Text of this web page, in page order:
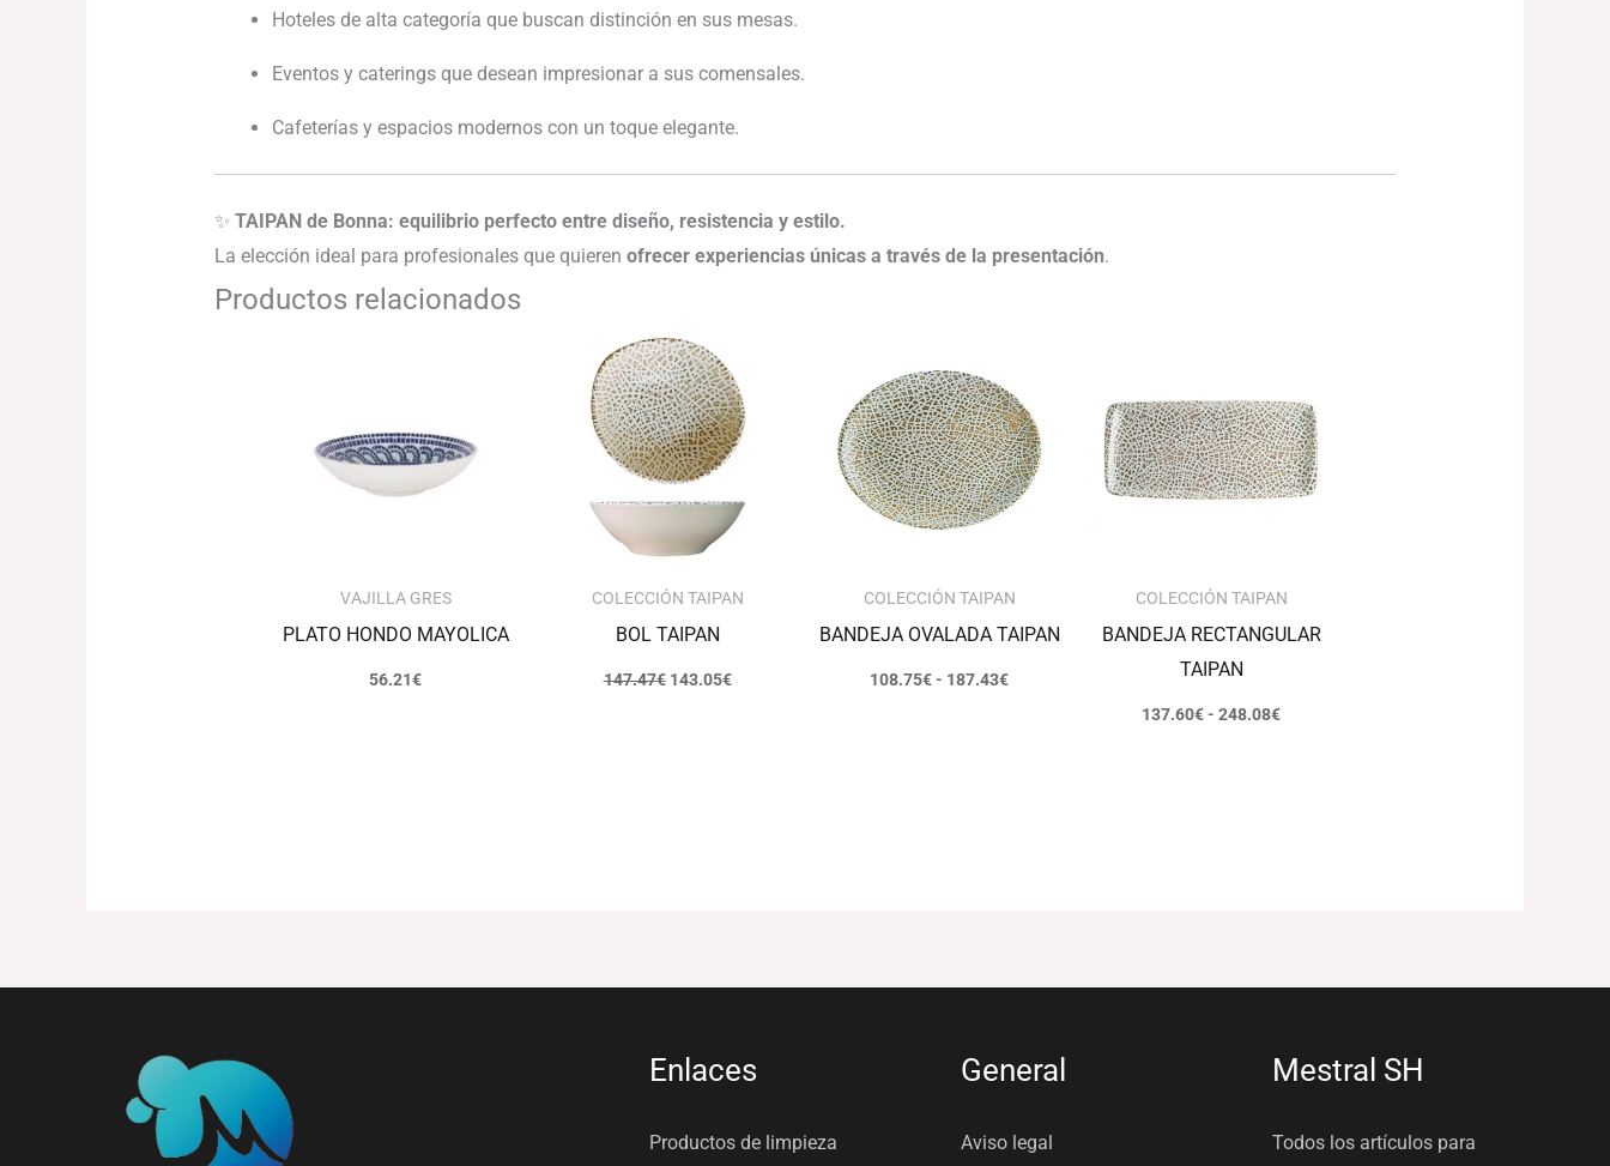
Hoteles de alta categoría que buscan distinción en sus mesas.
Eventos y caterings que desean impresionar a sus comensales.
Cafeterías y espacios modernos con un toque elegante.
✨ TAIPAN de Bonna: equilibrio perfecto entre diseño, resistencia y estilo.
La elección ideal para profesionales que quieren ofrecer experiencias únicas a través de la presentación.
Productos relacionados
VAJILLA GRES
PLATO HONDO MAYOLICA
56.21€
COLECCIÓN TAIPAN
BOL TAIPAN
147.47€
El
precio
original
era:
147.47€.
143.05€
actual
es:
143.05€.
COLECCIÓN TAIPAN
BANDEJA OVALADA TAIPAN
108.75€- 187.43€
desde
108.75€
hasta
187.43€
COLECCIÓN TAIPAN
BANDEJA RECTANGULAR
TAIPAN
137.60€- 248.08€
desde
137.60€
hasta
248.08€
Enlaces
Productos de limpieza
General
Aviso legal
Mestral SH
Todos los artículos para